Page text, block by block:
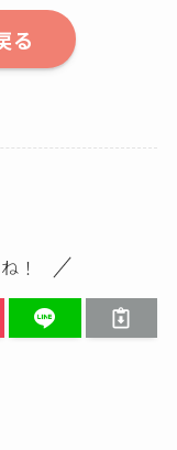
る
！